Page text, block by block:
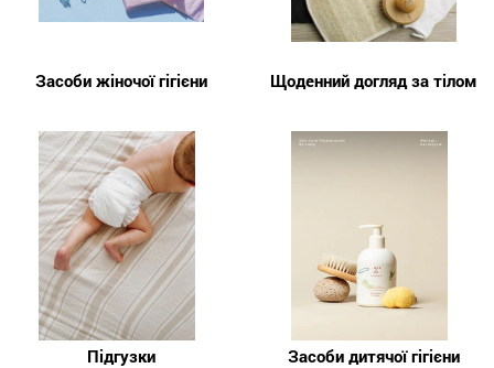
Засоби жіночої гігієни Щоденний догляд за тілом
Підгузки Засоби дитячої гігієни